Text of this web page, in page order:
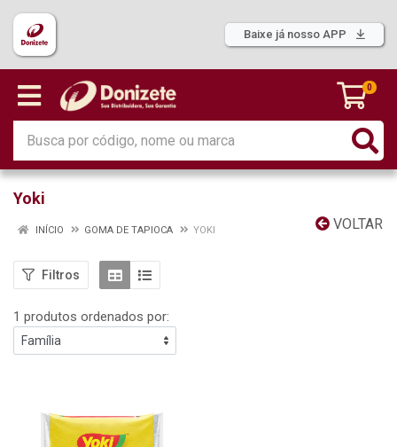
Baixe já nosso APP
0
Yoki
VOLTAR
INÍCIO GOMA DE TAPIOCA YOKI
Filtros
1 produtos ordenados por: